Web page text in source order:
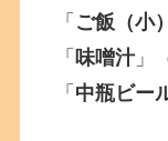
「 ご飯（小）
「味噌汁」
「 中瓶ビー